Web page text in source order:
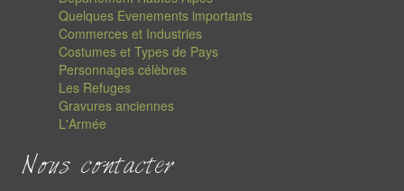
Quelques Evenements importants
Commerces et Industries
Costumes et Types de Pays
Personnages célèbres
Les Refuges
Gravures anciennes
L'Armée
Nous contacter